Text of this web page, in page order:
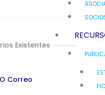
Existentes
Correo